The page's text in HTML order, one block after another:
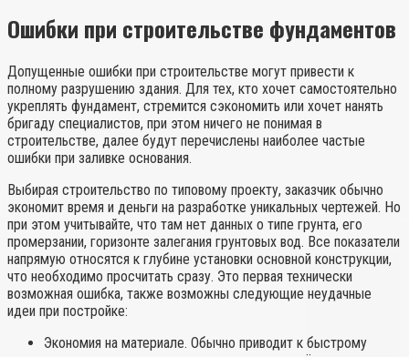
Ошибки при строительстве фундаментов
Допущенные ошибки при строительстве могут привести к
полному разрушению здания. Для тех, кто хочет самостоятельно
укреплять фундамент, стремится сэкономить или хочет нанять
бригаду специалистов, при этом ничего не понимая в
строительстве, далее будут перечислены наиболее частые
ошибки при заливке основания.
Выбирая строительство по типовому проекту, заказчик обычно
экономит время и деньги на разработке уникальных чертежей. Но
при этом учитывайте, что там нет данных о типе грунта, его
промерзании, горизонте залегания грунтовых вод. Все показатели
напрямую относятся к глубине установки основной конструкции,
что необходимо просчитать сразу. Это первая технически
возможная ошибка, также возможны следующие неудачные
идеи при постройке:
Экономия на материале. Обычно приводит к быстрому